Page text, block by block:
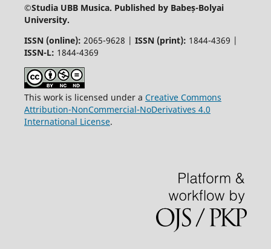
©Studia UBB Musica. Published by Babeș-Bolyai
University.
ISSN (online): 2065-9628 | ISSN (print): 1844-4369 |
ISSN-L: 1844-4369
This work is licensed under a Creative Commons
Attribution-NonCommercial-NoDerivatives 4.0
International License.